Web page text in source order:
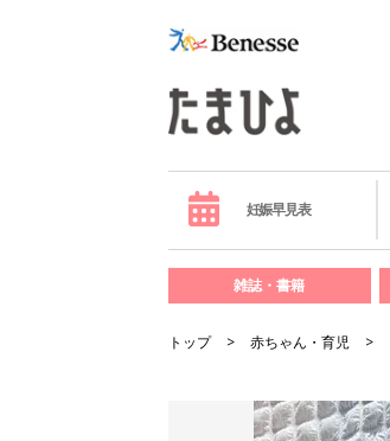
妊娠早見表
雑誌・書籍
トップ 赤ちゃん・育児